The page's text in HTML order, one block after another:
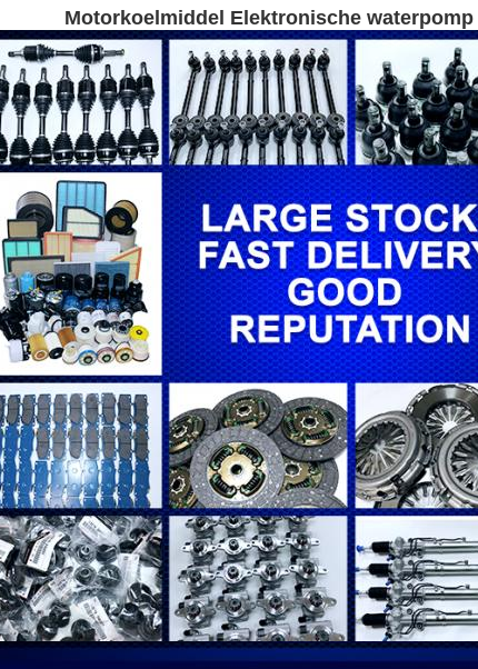
Motorkoelmiddel Elektronische waterpomp